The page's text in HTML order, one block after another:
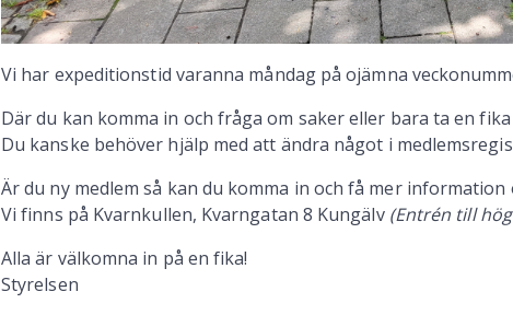
Vi har expeditionstid varanna måndag på ojämna
Där du kan komma in och fråga om saker eller bara ta en
Du kanske behöver hjälp med att ändra något i
Är du ny medlem så kan du komma in och få mer information
Vi finns på Kvarnkullen, Kvarngatan 8 Kungälv (Entrén till
Alla är välkomna in på en fika!
Styrelsen